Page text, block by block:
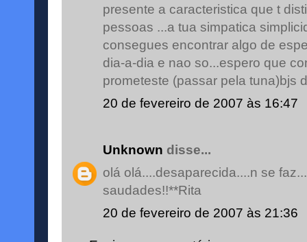
presente a caracteristica que t
pessoas ...a tua simpatica
consegues encontrar algo de
dia-a-dia e nao so...espero que
prometeste (passar pela tuna)bjs
20 de fevereiro de 2007 às 16:47
Unknown disse...
olá olá....desaparecida....n se
saudades!!**Rita
20 de fevereiro de 2007 às 21:36